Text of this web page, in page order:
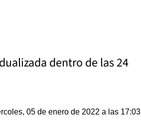
dentro de las 24
05 de enero de 2022 a las 17:03